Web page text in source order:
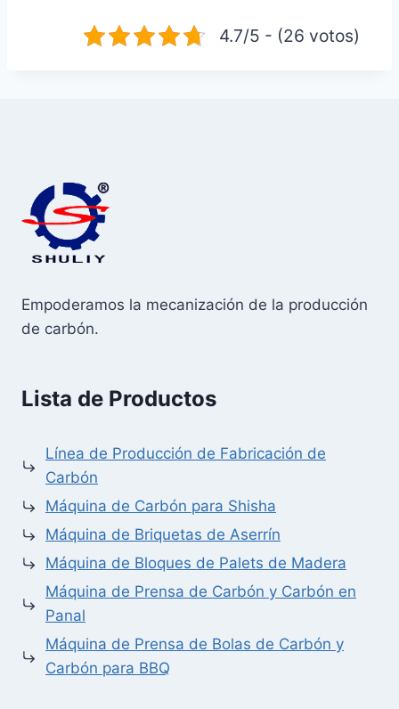
4.7/5 - (26 votos)
Empoderamos la mecanización de la producción
de carbón.
Lista de Productos
Línea de Producción de Fabricación de
Carbón
Máquina de Carbón para Shisha
Máquina de Briquetas de Aserrín
Máquina de Bloques de Palets de Madera
Máquina de Prensa de Carbón y Carbón en
Panal
Máquina de Prensa de Bolas de Carbón y
Carbón para BBQ